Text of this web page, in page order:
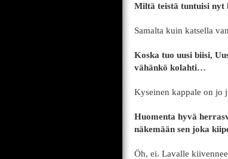
Miltä teistä tuntuisi nyt
Samalta kuin katsella
Koska tuo uusi biisi,
vähänkö kolahti…
Kyseinen kappale on jo
Huomenta hyvä
näkemään sen joka
Öh, ei. Lavalle